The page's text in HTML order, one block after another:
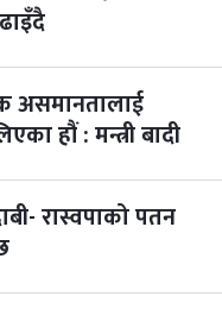
असमानतालाई
हौं : मन्त्री बादी
रास्वपाको पतन